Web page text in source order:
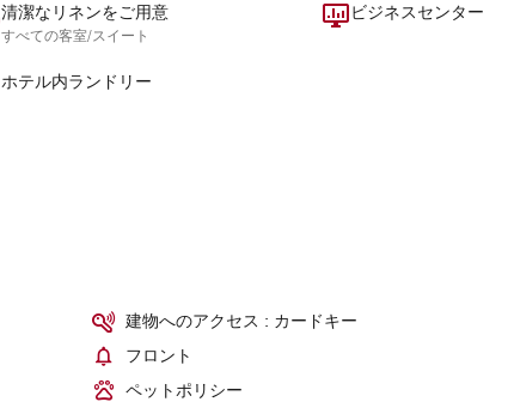
清潔なリネンをご用意
すべての客室/スイート
ビジネスセンター
ホテル内ランドリー
建物へのアクセス : カードキー
フロント
ペットポリシー